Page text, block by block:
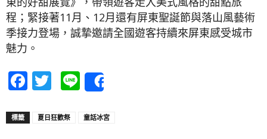
程；緊接著11月、12月還有屏東聖誕節與落山風藝術
季接力登場，誠摯邀請全國遊客持續來屏東感受城市
魅力。
Facebook
Twitter
Line
標籤 夏日狂歡祭 童話冰宮